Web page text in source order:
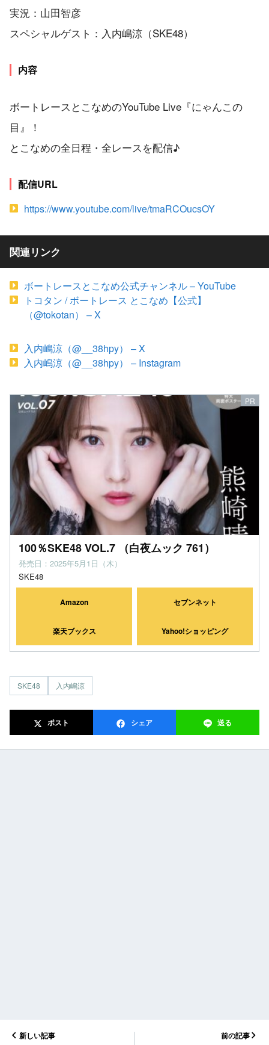
実況：山田智彦
スペシャルゲスト：入内嶋涼（SKE48）
内容
ボートレースとこなめのYouTube Live『にゃんこの
目』！
とこなめの全日程・全レースを配信♪
配信URL
https://www.youtube.com/live/tmaRCOucsOY
関連リンク
ボートレースとこなめ公式チャンネル – YouTube
トコタン / ボートレース とこなめ【公式】
（@tokotan） – X
入内嶋涼（@__38hpy） – X
入内嶋涼（@__38hpy） – Instagram
100％SKE48 VOL.7 （白夜ムック 761）
発売日：2025年5月1日（木）
SKE48
Amazon セブンネット
楽天ブックス Yahoo!ショッピング
SKE48 入内嶋涼
ポスト シェア 送る
新しい記事 前の記事